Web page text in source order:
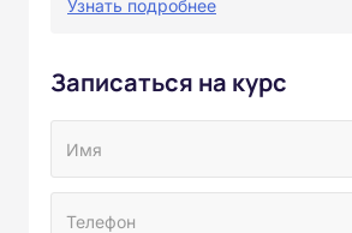
Узнать подробнее
Записаться на курс